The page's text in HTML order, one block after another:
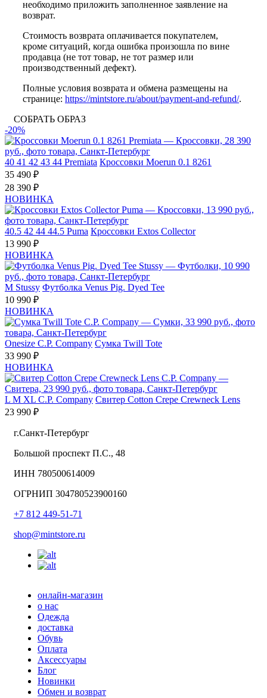
необходимо приложить заполненное заявление на
возврат.
Стоимость возврата оплачивается покупателем,
кроме ситуаций, когда ошибка произошла по вине
продавца (не тот товар, не тот размер или
производственный дефект).
Полные условия возврата и обмена размещены на
странице: https://mintstore.ru/about/payment-and-refund/.
СОБРАТЬ ОБРАЗ
-20%
40 41 42 43 44 Premiata Кроссовки Moerun 0.1 8261
35 490 ₽
28 390 ₽
НОВИНКА
40.5 42 44 44.5 Puma Кроссовки Extos Collector
13 990 ₽
НОВИНКА
M Stussy Футболка Venus Pig. Dyed Tee
10 990 ₽
НОВИНКА
Onesize C.P. Company Сумка Twill Tote
33 990 ₽
НОВИНКА
L M XL C.P. Company Свитер Cotton Crepe Crewneck Lens
23 990 ₽
г.Санкт-Петербург
Большой проспект П.С., 48
ИНН 780500614009
ОГРНИП 304780523900160
+7 812 449-51-71
shop@mintstore.ru
онлайн-магазин
о нас
Одежда
доставка
Обувь
Оплата
Аксессуары
Блог
Новинки
Обмен и возврат